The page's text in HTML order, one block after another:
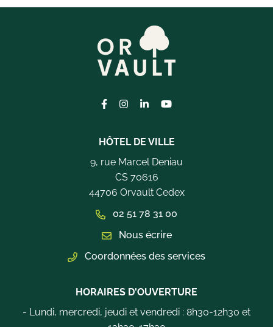
Lien vers le compte Facebook
Lien vers le compte Instagram
Lien vers le compte Linkedin
Lien vers la chaîne
HÔTEL DE VILLE
9, rue Marcel Deniau
CS 70616
44706 Orvault Cedex
02 51 78 31 00
Nous écrire
Coordonnées des services
HORAIRES D'OUVERTURE
- Lundi, mercredi, jeudi et vendredi : 8h30-12h30 et